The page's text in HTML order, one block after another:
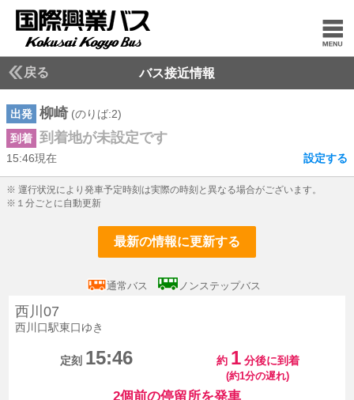
戻る バス接近情報
出発 柳崎 (のりば:2)
到着 到着地が未設定です
設定する
15:46現在
※ 運行状況により発車予定時刻は実際の時刻と異なる場合がございます。
※１分ごとに自動更新
最新の情報に更新する
通常バス ノンステップバス
西川07
西川口駅東口ゆき
定刻 15:46 約 1分後に到着
(約1分の遅れ)
2個前の停留所を発車